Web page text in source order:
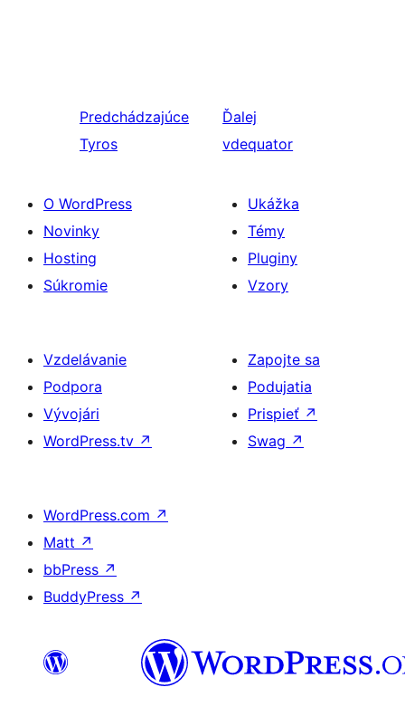
Predchádzajúce
Tyros
Ďalej
vdequator
O WordPress
Novinky
Hosting
Súkromie
Ukážka
Témy
Pluginy
Vzory
Vzdelávanie
Podpora
Vývojári
WordPress.tv ↗
Zapojte sa
Podujatia
Prispieť ↗
Swag ↗
WordPress.com ↗
Matt ↗
bbPress ↗
BuddyPress ↗